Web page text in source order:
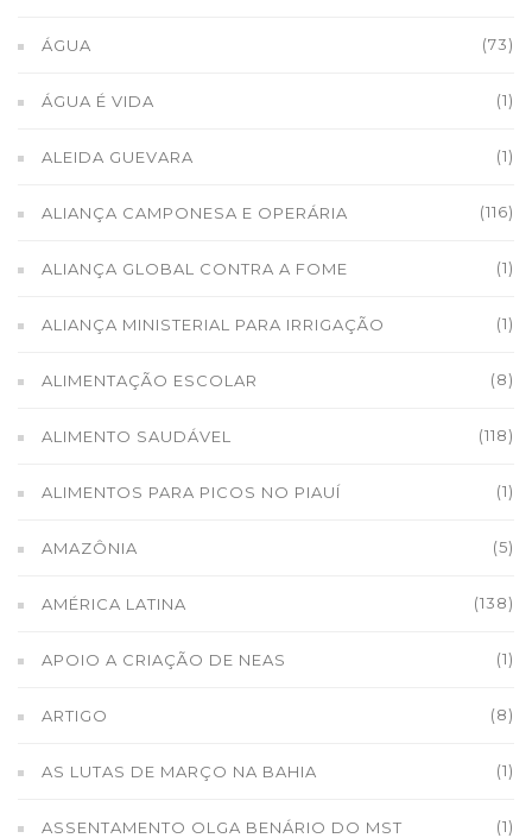
ÁGUA (73)
ÁGUA É VIDA (1)
ALEIDA GUEVARA (1)
ALIANÇA CAMPONESA E OPERÁRIA (116)
ALIANÇA GLOBAL CONTRA A FOME (1)
ALIANÇA MINISTERIAL PARA IRRIGAÇÃO (1)
ALIMENTAÇÃO ESCOLAR (8)
ALIMENTO SAUDÁVEL (118)
ALIMENTOS PARA PICOS NO PIAUÍ (1)
AMAZÔNIA (5)
AMÉRICA LATINA (138)
APOIO A CRIAÇÃO DE NEAS (1)
ARTIGO (8)
AS LUTAS DE MARÇO NA BAHIA (1)
ASSENTAMENTO OLGA BENÁRIO DO MST (1)